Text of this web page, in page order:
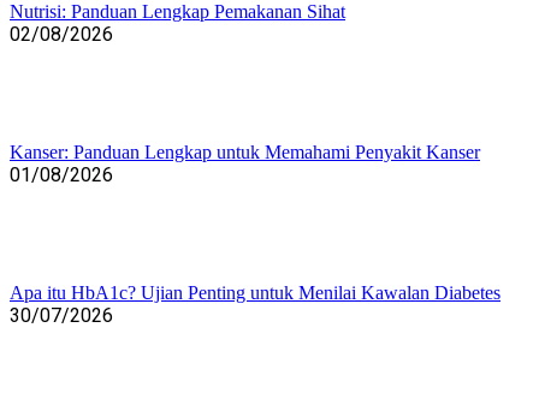
Nutrisi: Panduan Lengkap Pemakanan Sihat
02/08/2026
Kanser: Panduan Lengkap untuk Memahami Penyakit Kanser
01/08/2026
Apa itu HbA1c? Ujian Penting untuk Menilai Kawalan Diabetes
30/07/2026